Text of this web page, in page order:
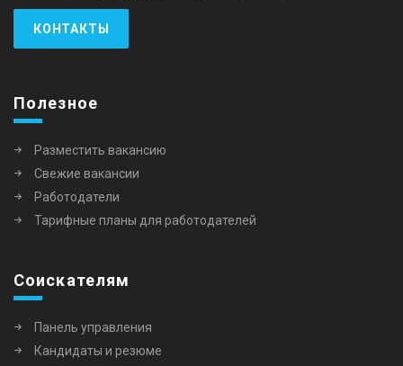
КОНТАКТЫ
Полезное
Разместить вакансию
Свежие вакансии
Работодатели
Тарифные планы для работодателей
Соискателям
Панель управления
Кандидаты и резюме